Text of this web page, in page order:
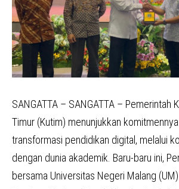
SANGATTA – SANGATTA – Pemerintah
Timur (Kutim) menunjukkan
transformasi pendidikan digital, melalui
dengan dunia akademik. Baru-baru ini,
bersama Universitas Negeri Malang